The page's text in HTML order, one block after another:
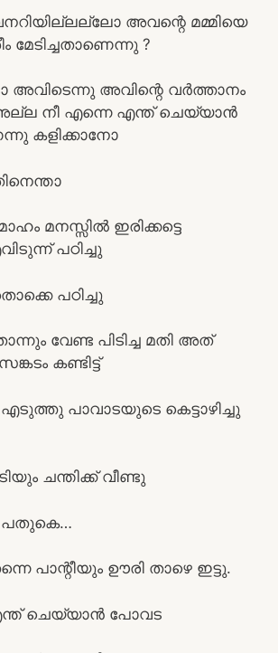
അവന്റെ മമ്മിയെ
മേടിച്ചതാണെന്നു ?
അവിടെന്നു അവിന്റെ വർത്താനം
നീ എന്നെ എന്ത് ചെയ്യാൻ
കളിക്കാനോ
മനസ്സിൽ ഇരിക്കട്ടെ
പഠിച്ചു
പഠിച്ചു
വേണ്ട പിടിച്ച മതി അത്
കണ്ടിട്ട്
പാവാടയുടെ കെട്ടാഴിച്ചു
ചന്തിക്ക് വീണ്ടു
പാന്റീയും ഊരി താഴെ ഇട്ടു.
ചെയ്യാൻ പോവട